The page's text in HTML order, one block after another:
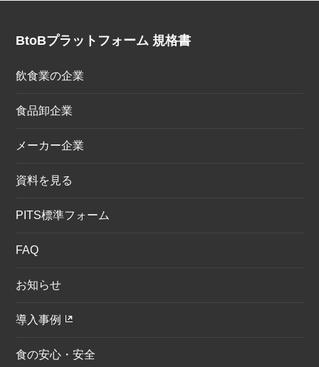
BtoBプラットフォーム 規格書
飲食業の企業
食品卸企業
メーカー企業
資料を見る
PITS標準フォーム
FAQ
お知らせ
導入事例
食の安心・安全